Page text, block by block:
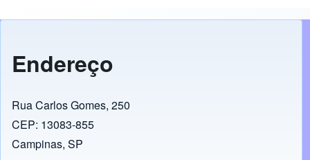
Endereço
Rua Carlos Gomes, 250
CEP: 13083-855
Campinas, SP